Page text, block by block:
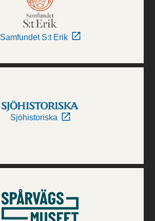
Samfundet S:t Erik
Sjöhistoriska